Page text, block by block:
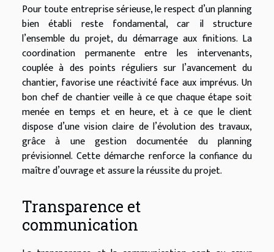
Pour toute entreprise sérieuse, le respect d’un planning
bien établi reste fondamental, car il structure
l’ensemble du projet, du démarrage aux finitions. La
coordination permanente entre les intervenants,
couplée à des points réguliers sur l’avancement du
chantier, favorise une réactivité face aux imprévus. Un
bon chef de chantier veille à ce que chaque étape soit
menée en temps et en heure, et à ce que le client
dispose d’une vision claire de l’évolution des travaux,
grâce à une gestion documentée du planning
prévisionnel. Cette démarche renforce la confiance du
maître d’ouvrage et assure la réussite du projet.
Transparence et
communication